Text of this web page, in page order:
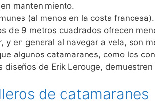
mantenimiento.
(al menos en la costa francesa).
de 9 metros cuadrados ofrecen
y en general al navegar a vela, son
algunos catamaranes, como los
diseños de Erik Lerouge,
de catamaranes